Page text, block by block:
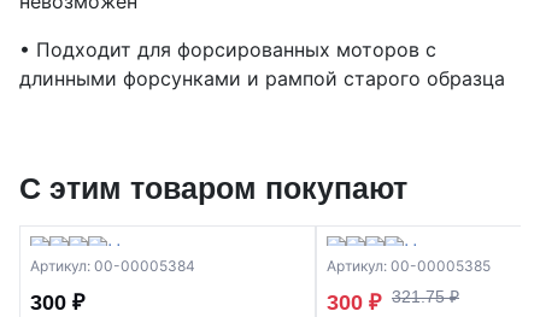
• Подходит для форсированных моторов с
длинными форсунками и рампой старого образца
С этим товаром покупают
Артикул: 00-00005384
300 ₽
Артикул: 00-00005385
300 ₽ 321.75 ₽